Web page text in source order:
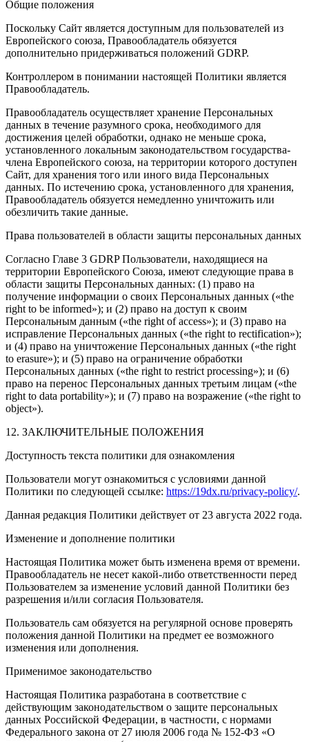
Общие положения
Поскольку Сайт является доступным для пользователей из
Европейского союза, Правообладатель обязуется
дополнительно придерживаться положений GDRP.
Контроллером в понимании настоящей Политики является
Правообладатель.
Правообладатель осуществляет хранение Персональных
данных в течение разумного срока, необходимого для
достижения целей обработки, однако не меньше срока,
установленного локальным законодательством государства-
члена Европейского союза, на территории которого доступен
Сайт, для хранения того или иного вида Персональных
данных. По истечению срока, установленного для хранения,
Правообладатель обязуется немедленно уничтожить или
обезличить такие данные.
Права пользователей в области защиты персональных данных
Согласно Главе 3 GDRP Пользователи, находящиеся на
территории Европейского Союза, имеют следующие права в
области защиты Персональных данных: (1) право на
получение информации о своих Персональных данных («the
right to be informed»); и (2) право на доступ к своим
Персональным данным («the right of access»); и (3) право на
исправление Персональных данных («the right to rectification»);
и (4) право на уничтожение Персональных данных («the right
to erasure»); и (5) право на ограничение обработки
Персональных данных («the right to restrict processing»); и (6)
право на перенос Персональных данных третьим лицам («the
right to data portability»); и (7) право на возражение («the right to
object»).
12. ЗАКЛЮЧИТЕЛЬНЫЕ ПОЛОЖЕНИЯ
Доступность текста политики для ознакомления
Пользователи могут ознакомиться с условиями данной
Политики по следующей ссылке: https://19dx.ru/privacy-policy/.
Данная редакция Политики действует от 23 августа 2022 годa.
Изменение и дополнение политики
Настоящая Политика может быть изменена время от времени.
Правообладатель не несет какой-либо ответственности перед
Пользователем за изменение условий данной Политики без
разрешения и/или согласия Пользователя.
Пользователь сам обязуется на регулярной основе проверять
положения данной Политики на предмет ее возможного
изменения или дополнения.
Применимое законодательство
Настоящая Политика разработана в соответствие с
действующим законодательством о защите персональных
данных Российской Федерации, в частности, с нормами
Федерального закона от 27 июля 2006 года № 152-ФЗ «О